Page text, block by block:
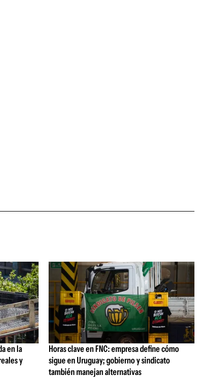
en la
y
Horas clave en FNC: empresa define cómo
sigue en Uruguay; gobierno y sindicato
también manejan alternativas